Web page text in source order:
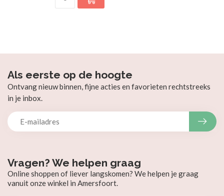
Vragen? We helpen graag
Online shoppen of liever langskomen? We helpen je graag
vanuit onze winkel in Amersfoort.
Als eerste op de hoogte
Ontvang nieuw binnen, fijne acties en favorieten rechtstreeks
in je inbox.